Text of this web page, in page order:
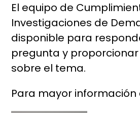
El equipo de
Investigaciones de
disponible para
pregunta y
sobre el tema.
Para mayor